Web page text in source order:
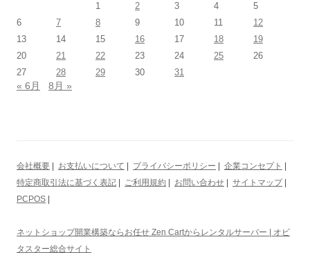
1
2 3 4
5
6
7 8 9 10 11
12
13
14 15 16 17 18
19
20
21 22 23 24 25
26
27
28 29 30 31
« 6月 8月 »
会社概要 お支払いについて プライバシーポリシー 企業コンセプト
特定商取引法に基づく表記
ご利用規約 お問い合わせ サイトマップ|
PCPOS
ネットショップ開業構築ならお任せ Zen Cartからレンタルサーバー | オビ
タスター総合サイト